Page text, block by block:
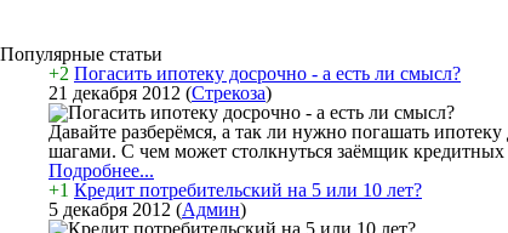
Популярные статьи
+2 Погасить ипотеку досрочно - а есть ли смысл?
21 декабря 2012 (Стрекоза)
Давайте разберёмся, а так ли нужно погашать
шагами. С чем может столкнуться заёмщик кредитных
Подробнее...
+1 Кредит потребительский на 5 или 10 лет?
5 декабря 2012 (Админ)